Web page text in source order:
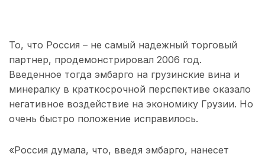
То, что Россия – не самый надежный торговый
партнер, продемонстрировал 2006 год.
Введенное тогда эмбарго на грузинские вина и
минералку в краткосрочной перспективе оказало
негативное воздействие на экономику Грузии. Но
очень быстро положение исправилось.
«Россия думала, что, введя эмбарго, нанесет